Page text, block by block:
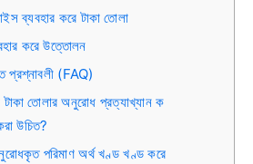
ব্যবহার করে টাকা তোলা
করে উত্তোলন
প্রশ্নাবলী (FAQ)
তোলার অনুরোধ প্রত্যাখ্যান ক
উচিত?
পরিমাণ অর্থ খণ্ড খণ্ড করে